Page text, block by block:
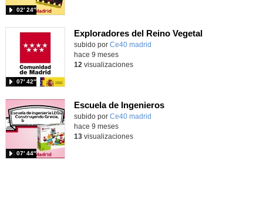
02′ 24″
Exploradores del Reino Vegetal
subido por Ce40 madrid
07′ 42″
hace 9 meses
12 visualizaciones
Escuela de Ingenieros
subido por Ce40 madrid
07′ 44″
hace 9 meses
13visualizaciones